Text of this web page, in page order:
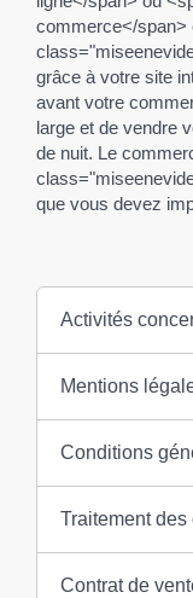
commerce</span>
grâce à votre site
avant votre
large et de vendre
de nuit. Le
que vous devez
Activités
Mentions
Conditions
Traitement
Contrat de